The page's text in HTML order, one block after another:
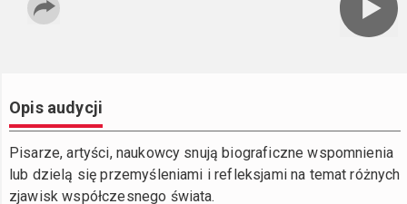
Opis audycji
Pisarze, artyści, naukowcy snują biograficzne wspomnienia
lub dzielą się przemyśleniami i refleksjami na temat różnych
zjawisk współczesnego świata.